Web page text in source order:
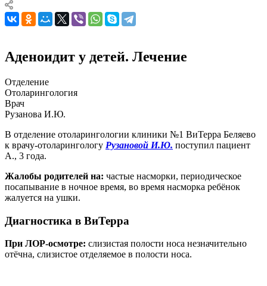
Аденоидит у детей. Лечение
Отделение
Отоларингология
Врач
Рузанова И.Ю.
В отделение отоларингологии клиники №1 ВиТерра Беляево
к врачу-отоларингологу Рузановой И.Ю. поступил пациент
А., 3 года.
Жалобы родителей на: частые насморки, периодическое
посапывание в ночное время, во время насморка ребёнок
жалуется на ушки.
Диагностика в ВиТерра
При ЛОР-осмотре: слизистая полости носа незначительно
отёчна, слизистое отделяемое в полости носа.